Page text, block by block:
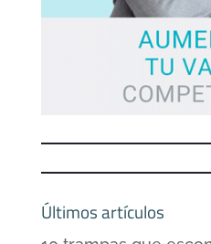
Últimos artículos